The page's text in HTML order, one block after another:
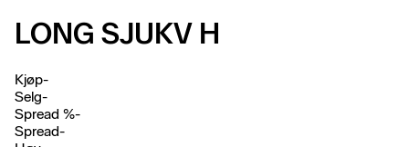
LONG SJUKV H
Kjøp-
Selg-
Spread %-
Spread-